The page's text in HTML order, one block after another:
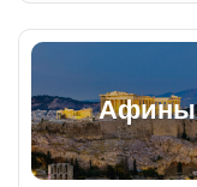
Афины